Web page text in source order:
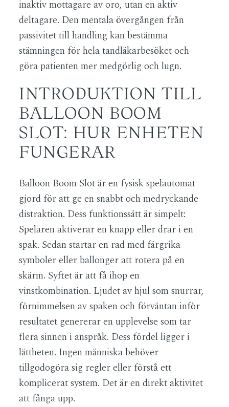
inaktiv mottagare av oro, utan en aktiv
deltagare. Den mentala övergången från
passivitet till handling kan bestämma
stämningen för hela tandläkarbesöket och
göra patienten mer medgörlig och lugn.
INTRODUKTION TILL
BALLOON BOOM
SLOT: HUR ENHETEN
FUNGERAR
Balloon Boom Slot är en fysisk spelautomat
gjord för att ge en snabbt och medryckande
distraktion. Dess funktionssätt är simpelt:
Spelaren aktiverar en knapp eller drar i en
spak. Sedan startar en rad med färgrika
symboler eller ballonger att rotera på en
skärm. Syftet är att få ihop en
vinstkombination. Ljudet av hjul som snurrar,
förnimmelsen av spaken och förväntan inför
resultatet genererar en upplevelse som tar
flera sinnen i anspråk. Dess fördel ligger i
lättheten. Ingen människa behöver
tillgodogöra sig regler eller förstå ett
komplicerat system. Det är en direkt aktivitet
att fånga upp.